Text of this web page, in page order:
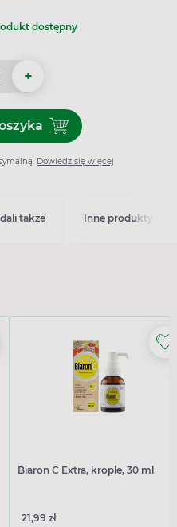
dostępny
+
do koszyka Cebion
Dowiedz się więcej
także Inne produkty z
Biaron C Extra, krople, 30 ml
21,99 zł